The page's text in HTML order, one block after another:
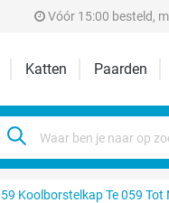
Vóór 15:00 besteld,
Katten Paarden
Koolborstelkap Te 059 Tot